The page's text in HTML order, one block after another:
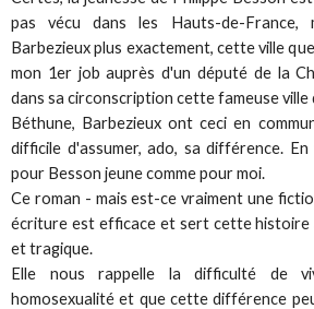
pas vécu dans les Hauts-de-France,
Barbezieux plus exactement, cette ville
mon 1er job auprès d'un député de la
dans sa circonscription cette fameuse ville
Béthune, Barbezieux ont ceci en
difficile d'assumer, ado, sa différence.
pour Besson jeune comme pour moi.
Ce roman - mais est-ce vraiment une
écriture est efficace et sert cette histoire
et tragique.
Elle nous rappelle la difficulté de
homosexualité et que cette différence